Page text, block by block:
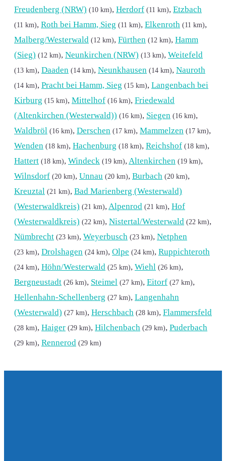
Freudenberg (NRW) (10 km), Herdorf (11 km), Etzbach
(11 km), Roth bei Hamm, Sieg (11 km), Elkenroth (11 km),
Malberg/Westerwald (12 km), Fürthen (12 km), Hamm
(Sieg) (12 km), Neunkirchen (NRW) (13 km), Weitefeld
(13 km), Daaden (14 km), Neunkhausen (14 km), Nauroth
(14 km), Pracht bei Hamm, Sieg (15 km), Langenbach bei
Kirburg (15 km), Mittelhof (16 km), Friedewald
(Altenkirchen (Westerwald)) (16 km), Siegen (16 km),
Waldbröl (16 km), Derschen (17 km), Mammelzen (17 km),
Wenden (18 km), Hachenburg (18 km), Reichshof (18 km),
Hattert (18 km), Windeck (19 km), Altenkirchen (19 km),
Wilnsdorf (20 km), Unnau (20 km), Burbach (20 km),
Kreuztal (21 km), Bad Marienberg (Westerwald)
(Westerwaldkreis) (21 km), Alpenrod (21 km), Hof
(Westerwaldkreis) (22 km), Nistertal/Westerwald (22 km),
Nümbrecht (23 km), Weyerbusch (23 km), Netphen
(23 km), Drolshagen (24 km), Olpe (24 km), Ruppichteroth
(24 km), Höhn/Westerwald (25 km), Wiehl (26 km),
Bergneustadt (26 km), Steimel (27 km), Eitorf (27 km),
Hellenhahn-Schellenberg (27 km), Langenhahn
(Westerwald) (27 km), Herschbach (28 km), Flammersfeld
(28 km), Haiger (29 km), Hilchenbach (29 km), Puderbach
(29 km), Rennerod (29 km)